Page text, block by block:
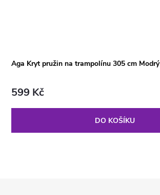
Aga Kryt pružin na trampolínu 305 cm Modrý
599 Kč
DO KOŠÍKU